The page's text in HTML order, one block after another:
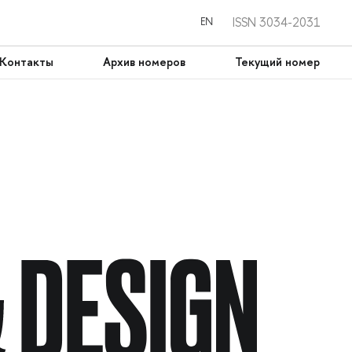
EN ISSN 3034-2031
Контакты Архив номеров Текущий номер